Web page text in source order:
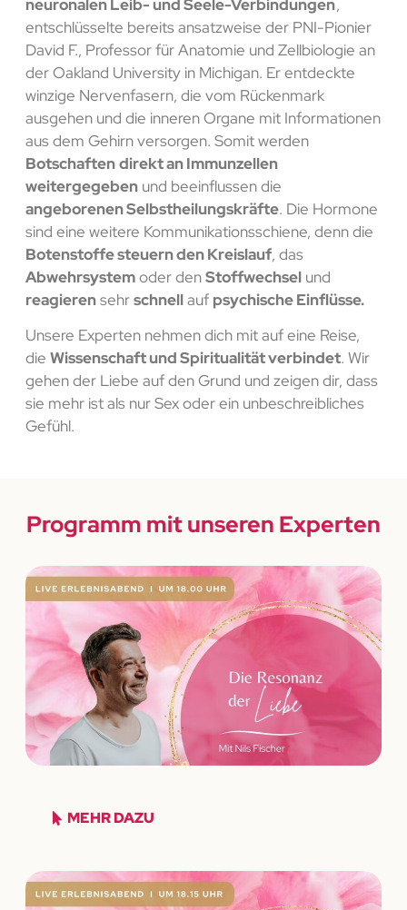
neuronalen Leib- und Seele-Verbindungen,
entschlüsselte bereits ansatzweise der PNI-Pionier
David F., Professor für Anatomie und Zellbiologie an
der Oakland University in Michigan. Er entdeckte
winzige Nervenfasern, die vom Rückenmark
ausgehen und die inneren Organe mit Informationen
aus dem Gehirn versorgen. Somit werden
Botschaftendirekt an Immunzellen
weitergegebenund beeinflussen die
angeborenen Selbstheilungskräfte. Die Hormone
sind eine weitere Kommunikationsschiene, denn die
Botenstoffe steuern den Kreislauf, das
Abwehrsystemoder denStoffwechselund
reagierensehrschnellauf psychische Einflüsse.
Unsere Experten nehmen dich mit auf eine Reise,
die Wissenschaft und Spiritualität verbindet. Wir
gehen der Liebe auf den Grund und zeigen dir, dass
sie mehr ist als nur Sex oder ein unbeschreibliches
Gefühl.
Programm mit unseren Experten
MEHR DAZU